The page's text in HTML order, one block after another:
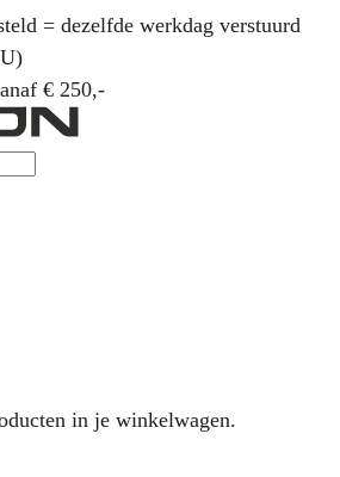
= dezelfde werkdag verstuurd
€ 250,-
in je winkelwagen.